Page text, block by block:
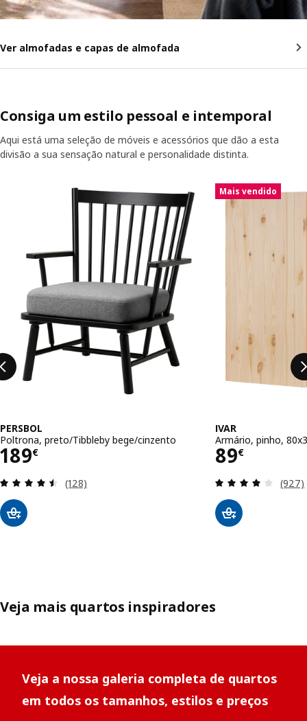
Ver almofadas e capas de almofada
Consiga um estilo pessoal e intemporal
Aqui está uma seleção de móveis e acessórios que dão a esta
divisão a sua sensação natural e personalidade distinta.
PERSBOL
Poltrona, preto/Tibbleby bege/cinzento
189€
Preço 189€
Avaliação: 4.5 fora de 5 estrelas. Total de
(128)
Mais vendido
IVAR
Armário, pinho,
89€
Preço 89€
(927)
Veja mais quartos inspiradores
Veja a nossa galeria completa de quartos
em todos os tamanhos, estilos e preços